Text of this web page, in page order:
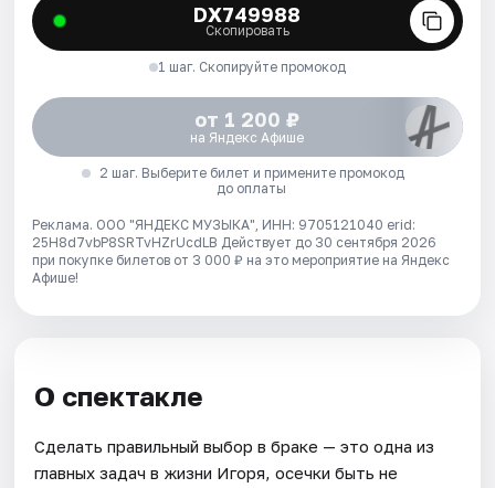
DX749988
Скопировать
1 шаг. Скопируйте промокод
от 1 200 ₽
на Яндекс Афише
2 шаг. Выберите билет и примените промокод
до оплаты
Реклама. ООО "ЯНДЕКС МУЗЫКА", ИНН: 9705121040 erid:
25H8d7vbP8SRTvHZrUcdLB Действует до 30 сентября 2026
при покупке билетов от 3 000 ₽ на это мероприятие на Яндекс
Афише!
О спектакле
Сделать правильный выбор в браке — это одна из
главных задач в жизни Игоря, осечки быть не